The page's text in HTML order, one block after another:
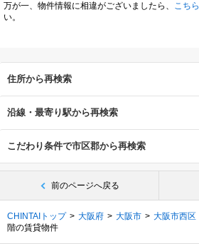
万が一、物件情報に相違がございましたら、
こち
い。
住所から再検索
沿線・最寄り駅から再検索
こだわり条件で市区郡から再検索
前のページへ戻る
CHINTAIトップ 大阪府 大阪市 大阪市西区
階の賃貸物件